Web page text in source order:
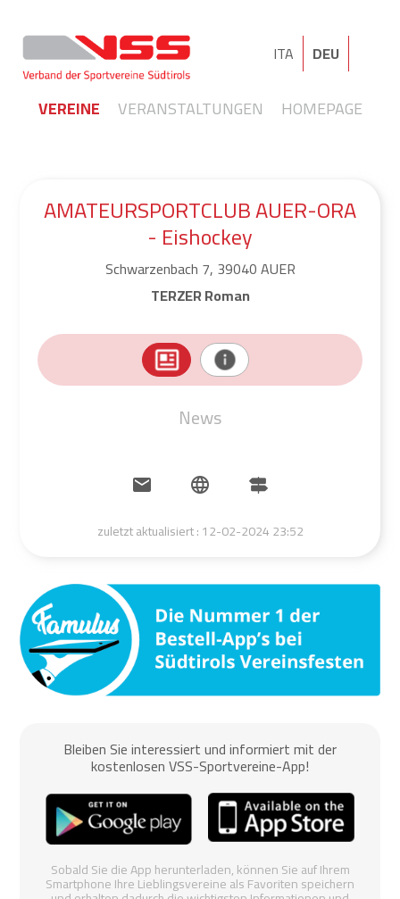
ITA DEU
VEREINE VERANSTALTUNGEN HOMEPAGE
AMATEURSPORTCLUB AUER-ORA
- Eishockey
Schwarzenbach 7, 39040 AUER
TERZER Roman
News
zuletzt aktualisiert :12-02-2024 23:52
Bleiben Sie interessiert und informiert mit der
kostenlosen VSS-Sportvereine-App!
Sobald Sie die App herunterladen, können Sie auf Ihrem
Smartphone Ihre Lieblingsvereine als Favoriten speichern